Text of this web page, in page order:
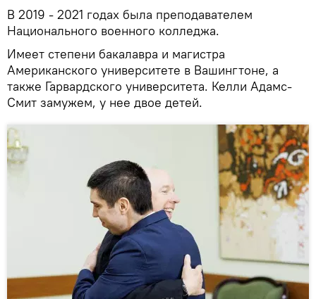
В 2019 - 2021 годах была преподавателем
Национального военного колледжа.
Имеет степени бакалавра и магистра
Американского университете в Вашингтоне, а
также Гарвардского университета. Келли Адамс-
Смит замужем, у нее двое детей.